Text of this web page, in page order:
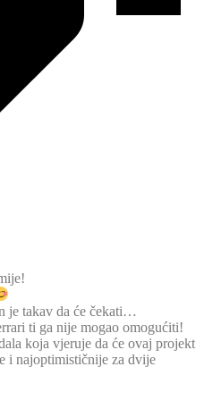
je takav da će čekati…
ti ga nije mogao omogućiti!
koja vjeruje da će ovaj projekt
i najoptimističnije za dvije